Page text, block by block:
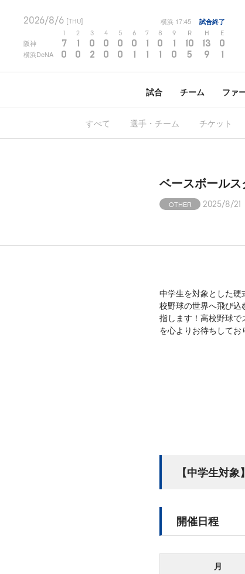
2026/8/6 [THU] 横浜 17:45 試合終了
2 3 4 5 6 7 8 9 R H E
阪神 7 1 0 0 0 0 1 0 1 10 13 0
横浜DeNA 0 0 2 0 0 1 1 1 0 5 9 1
試合 チーム ファ
すべて 選手・チーム チケット
ベースボール
OTHER 2025/8/21
中学生を対象とした
校野球の世界へ飛び込
指します！高校野球
を心よりお待ちしてお
【中学生対
開催日程
月